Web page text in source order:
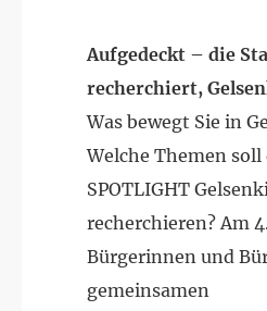
Aufgedeckt – die
recherchiert,
Was bewegt Sie in
Welche Themen soll
SPOTLIGHT
recherchieren? Am
Bürgerinnen und
gemeinsamen